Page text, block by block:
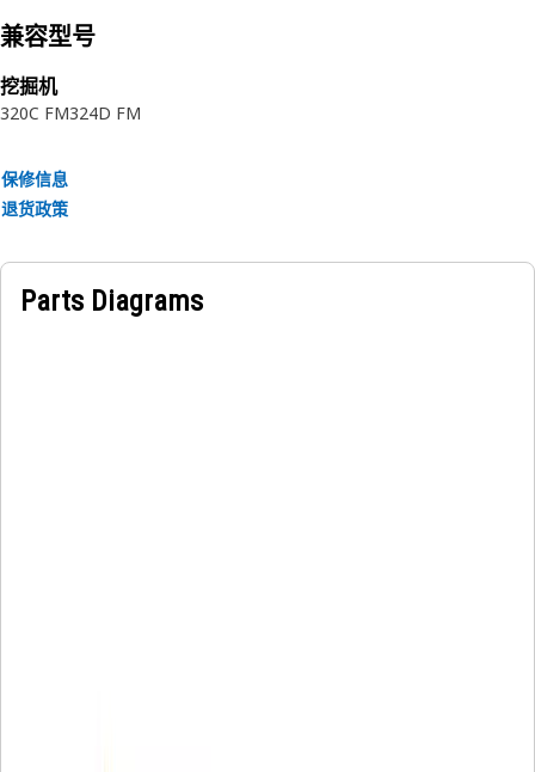
兼容型号
挖掘机
320C FM324D FM
保修信息
退货政策
Parts Diagrams